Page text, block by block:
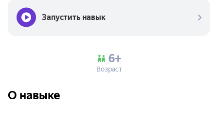
Запустить навык
6+
Возраст
О навыке